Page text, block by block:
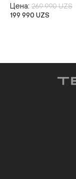
Цена: 269 990 UZS
199 990 UZS